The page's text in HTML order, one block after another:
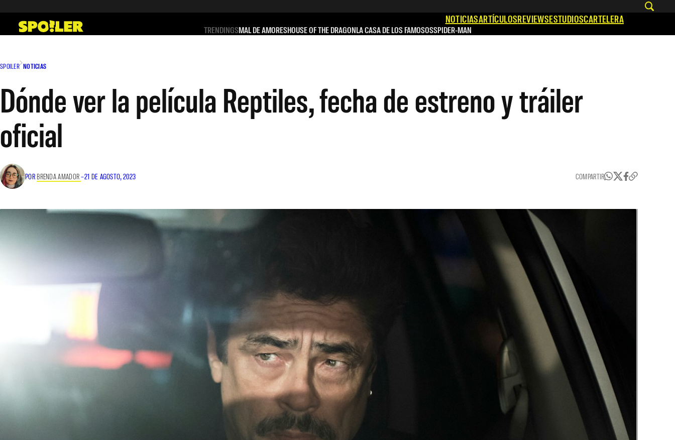
contenido
NOTICIASARTÍCULOSREVIEWSESTUDIOSCARTELERA
TRENDINGSMAL DE AMORESHOUSE OF THE DRAGONLA CASA DE LOS FAMOSOSSPIDER-MAN
SPOILER NOTICIAS
Dónde ver la película Reptiles, fecha de estreno y tráiler
oficial
POR BRENDA AMADOR–21 DE AGOSTO, 2023 COMPARTIR